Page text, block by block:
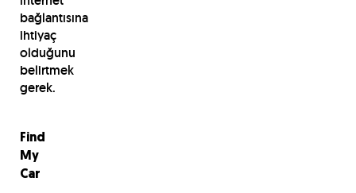
bağlantısına
ihtiyaç
olduğunu
belirtmek
gerek.
Find
My
Car